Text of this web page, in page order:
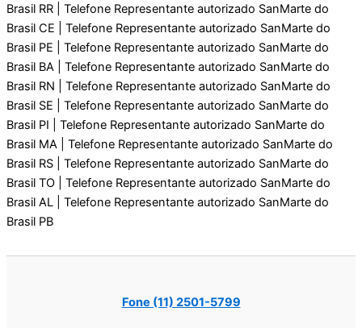
Brasil RR | Telefone Representante autorizado SanMarte do
Brasil CE | Telefone Representante autorizado SanMarte do
Brasil PE | Telefone Representante autorizado SanMarte do
Brasil BA | Telefone Representante autorizado SanMarte do
Brasil RN | Telefone Representante autorizado SanMarte do
Brasil SE | Telefone Representante autorizado SanMarte do
Brasil PI | Telefone Representante autorizado SanMarte do
Brasil MA | Telefone Representante autorizado SanMarte do
Brasil RS | Telefone Representante autorizado SanMarte do
Brasil TO | Telefone Representante autorizado SanMarte do
Brasil AL | Telefone Representante autorizado SanMarte do
Brasil PB
Fone (11) 2501-5799